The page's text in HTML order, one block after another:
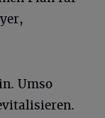
Umso